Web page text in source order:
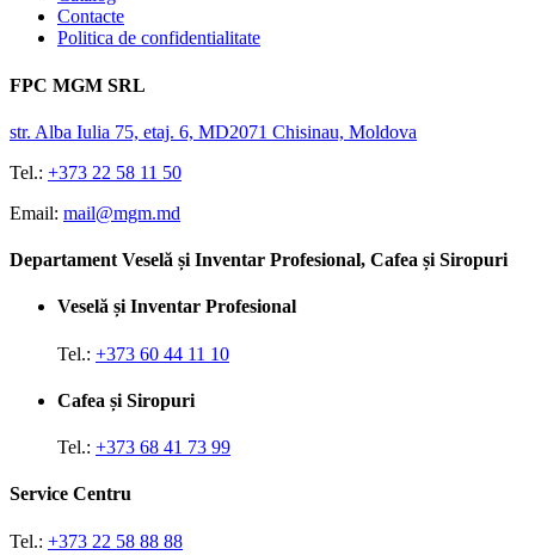
Contacte
Politica de confidentialitate
FPC MGM SRL
str. Alba Iulia 75, etaj. 6, MD2071 Chisinau, Moldova
Tel.: +373 22 58 11 50
Email: mail@mgm.md
Departament Veselă și Inventar Profesional, Cafea și Siropuri
Veselă și Inventar Profesional
Tel.: +373 60 44 11 10
Cafea și Siropuri
Tel.: +373 68 41 73 99
Service Centru
Tel.: +373 22 58 88 88